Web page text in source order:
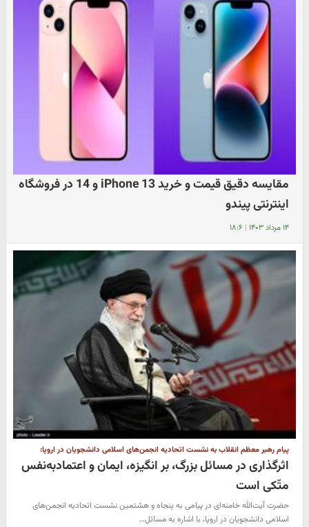
مقایسه دقیق قیمت و خرید iPhone 13 و 14 در فروشگاه
اینترنتی پیندو
۱۴ مرداد ۱۴۰۳ | ۱۸:۶
پیام رهبر معظم انقلاب به نشست اتحادیه انجمن‌های اسلامی دانشجویان در اروپا:
اثرگذاری در مسائل بزرگ، بر انگیزه، ایمان و اعتمادبه‌نفس
متّکی است
حضرت آیت‌الله خامنه‌ای در پیامی به پنجاه و هشتمین نشست اتحادیه انجمن‌های
اسلامی دانشجویان در اروپا، با اشاره به مسائل…